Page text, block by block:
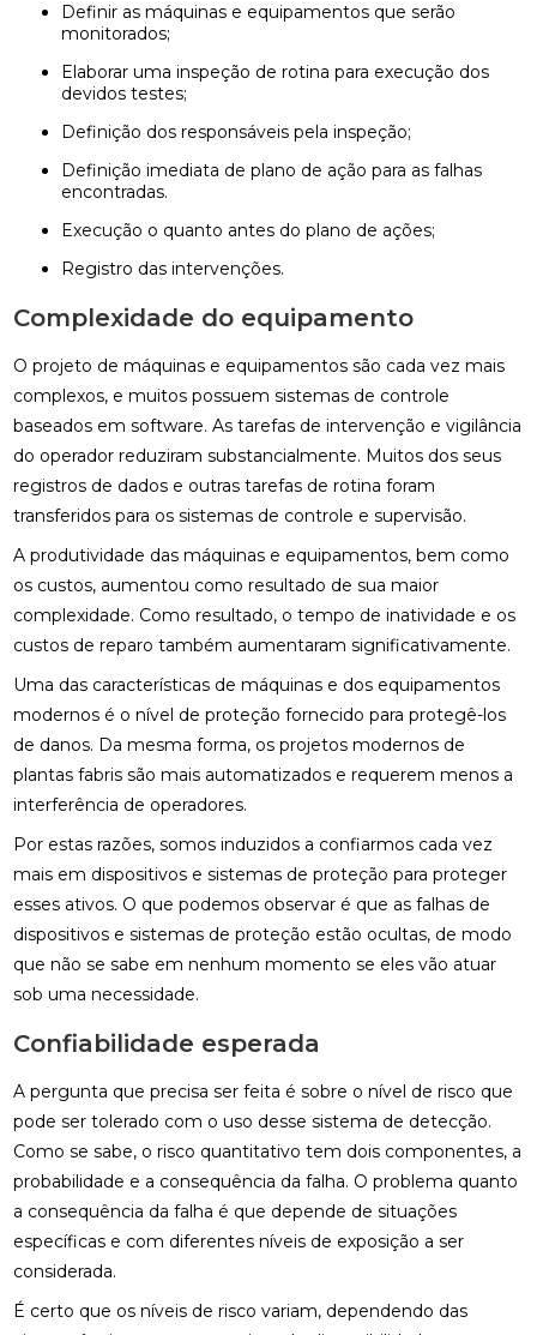
Definir as máquinas e equipamentos que serão
monitorados;
Elaborar uma inspeção de rotina para execução dos
devidos testes;
Definição dos responsáveis pela inspeção;
Definição imediata de plano de ação para as falhas
encontradas.
Execução o quanto antes do plano de ações;
Registro das intervenções.
Complexidade do equipamento
O projeto de máquinas e equipamentos são cada vez mais
complexos, e muitos possuem sistemas de controle
baseados em software. As tarefas de intervenção e vigilância
do operador reduziram substancialmente. Muitos dos seus
registros de dados e outras tarefas de rotina foram
transferidos para os sistemas de controle e supervisão.
A produtividade das máquinas e equipamentos, bem como
os custos, aumentou como resultado de sua maior
complexidade. Como resultado, o tempo de inatividade e os
custos de reparo também aumentaram significativamente.
Uma das características de máquinas e dos equipamentos
modernos é o nível de proteção fornecido para protegê-los
de danos. Da mesma forma, os projetos modernos de
plantas fabris são mais automatizados e requerem menos a
interferência de operadores.
Por estas razões, somos induzidos a confiarmos cada vez
mais em dispositivos e sistemas de proteção para proteger
esses ativos. O que podemos observar é que as falhas de
dispositivos e sistemas de proteção estão ocultas, de modo
que não se sabe em nenhum momento se eles vão atuar
sob uma necessidade.
Confiabilidade esperada
A pergunta que precisa ser feita é sobre o nível de risco que
pode ser tolerado com o uso desse sistema de detecção.
Como se sabe, o risco quantitativo tem dois componentes, a
probabilidade e a consequência da falha. O problema quanto
a consequência da falha é que depende de situações
específicas e com diferentes níveis de exposição a ser
considerada.
É certo que os níveis de risco variam, dependendo das